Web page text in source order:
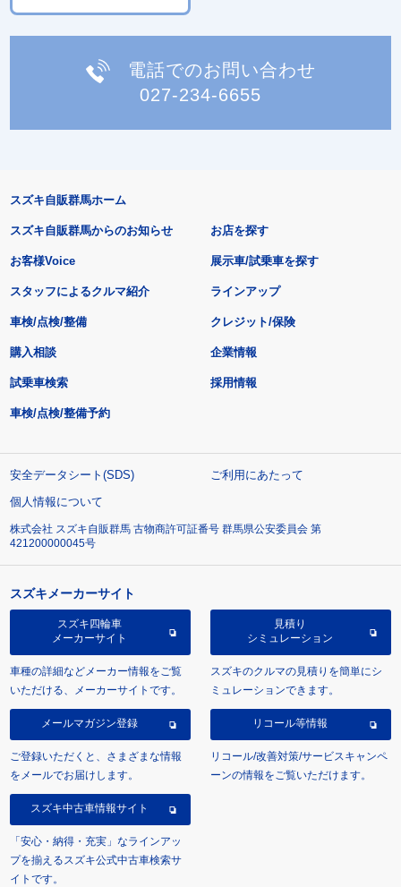
電話でのお問い合わせ
027-234-6655
スズキ自販群馬ホーム
スズキ自販群馬からのお知らせ
お客様Voice
スタッフによるクルマ紹介
お店を探す
展示車/試乗車を探す
ラインアップ
車検/点検/整備 クレジット/保険
購入相談
試乗車検索
車検/点検/整備予約
企業情報
採用情報
安全データシート(SDS)
ご利用にあたって
個人情報について
株式会社 スズキ自販群馬 古物商許可証番号 群馬県公安委員会 第
421200000045号
スズキメーカーサイト
スズキ四輪車
メーカーサイト
車種の詳細などメーカー情報をご覧
いただける、メーカーサイトです。
見積り
シミュレーション
スズキのクルマの見積りを簡単にシ
ミュレーションできます。
メールマガジン登録
ご登録いただくと、さまざまな情報
をメールでお届けします。
リコール等情報
リコール/改善対策/サービスキャンペ
ーンの情報をご覧いただけます。
スズキ中古車情報サイト
「安心・納得・充実」なラインアッ
プを揃えるスズキ公式中古車検索サ
イトです。